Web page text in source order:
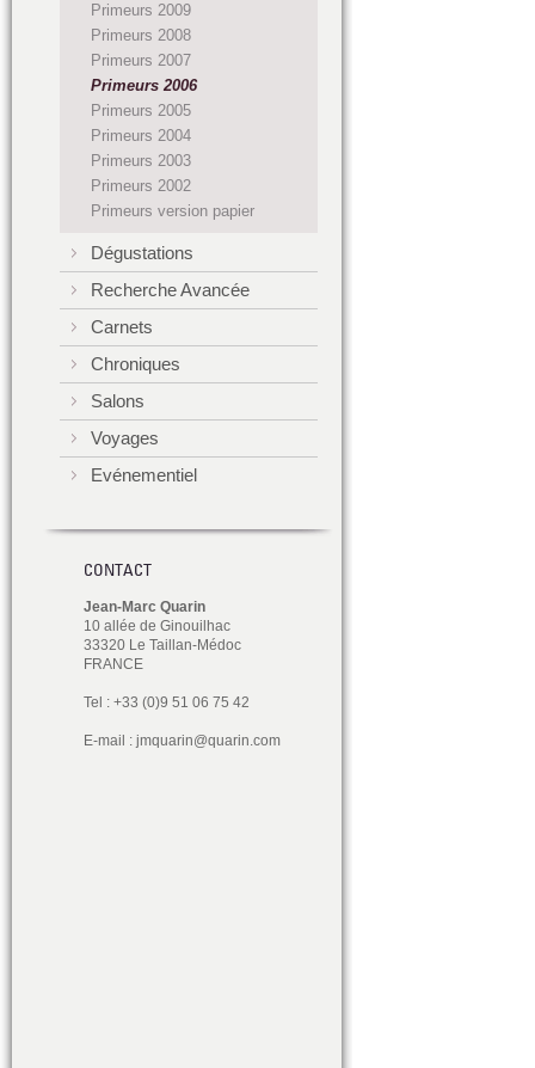
Primeurs 2009
Primeurs 2008
Primeurs 2007
Primeurs 2006
Primeurs 2005
Primeurs 2004
Primeurs 2003
Primeurs 2002
Primeurs version papier
Dégustations
Recherche Avancée
Carnets
Chroniques
Salons
Voyages
Evénementiel
CONTACT
Jean-Marc Quarin
10 allée de Ginouilhac
33320 Le Taillan-Médoc
FRANCE
Tel : +33 (0)9 51 06 75 42
E-mail : jmquarin@quarin.com